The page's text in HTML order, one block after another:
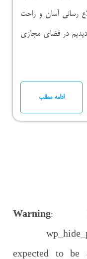
رسانی آسان و راحت
دیدیم در فضای مجازی
ادامه مطلب
Warning:
expected to be